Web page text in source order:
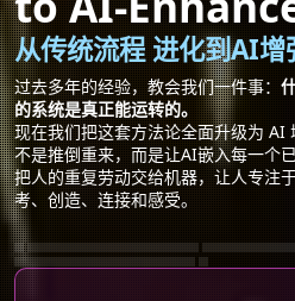
从传统流程 进化到AI增
过去多年的经验，教会我们一件事：
的系统是真正能运转的。
现在我们把这套方法论全面升级为 AI
不是推倒重来，而是让AI嵌入每一个
把人的重复劳动交给机器，让人专
考、创造、连接和感受。
AI内容策略自动化｜竞品数据AI采集分析 AI文案起草人工精修
多平台自动发布监控｜市场舆情AI实时追踪
五大关键转变